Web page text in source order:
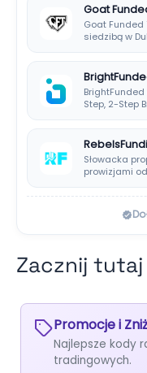
Goat
Goat
siedzibą w
Step, 2-Step
Słowacka
prowizjami
Zacznij tutaj
Promocje i
Najlepsze kody
tradingowych.